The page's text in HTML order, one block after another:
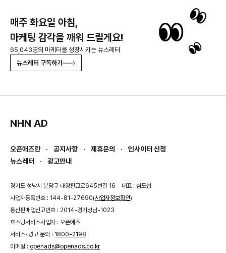
매주 화요일 아침,
마케팅 감각을 깨워 드릴게요!
65,043명의 마케터를 성장시키는 뉴스레터
뉴스레터 구독하기
NHN AD
오픈애즈란 공지사항 제휴문의
인사이터 신청
뉴스레터
광고안내
경기도 성남시 분당구 대왕판교로645번길 16
대표 : 심도섭
사업자등록번호 : 144-81-27690(사업자정보확인)
통신판매업신고번호 : 2014-경기성남-1023
호스팅서비스사업자 : 오픈애즈
서비스•광고 문의 : 1800-2198
이메일 : openads@openads.co.kr